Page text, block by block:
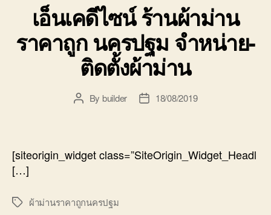
เอ็นเคดีไซน์ ร้านผ้าม่าน
ราคาถูก นครปฐม จำหน่าย-
ติดตั้งผ้าม่าน
PostBy builder
Post18/08/2019
[siteorigin_widget class=”SiteOrigin_Widget_Headl
[…]
Tagsผ้าม่านราคาถูกนครปฐม